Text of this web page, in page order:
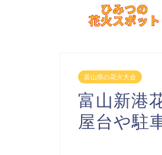
富山県の花火大会
富山新港
屋台や駐